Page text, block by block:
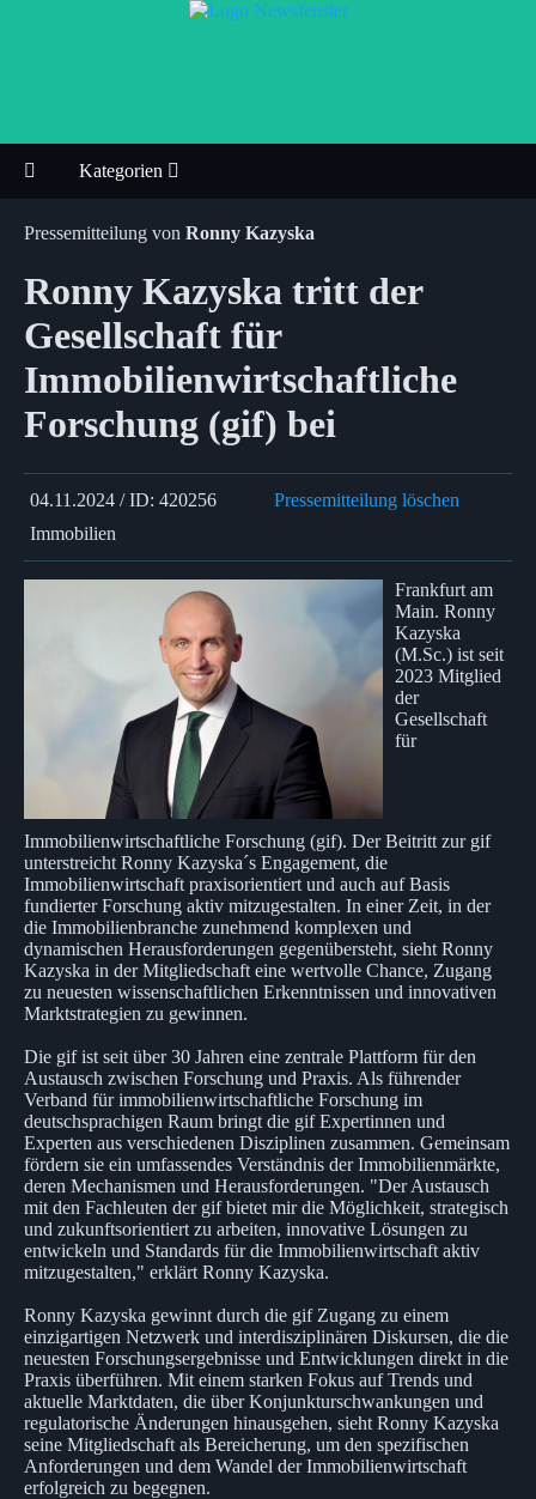
Kategorien
Pressemitteilung von Ronny Kazyska
Ronny Kazyska tritt der
Gesellschaft für
Immobilienwirtschaftliche
Forschung (gif) bei
04.11.2024 / ID: 420256
Pressemitteilung löschen
Immobilien
Frankfurt am
Main. Ronny
Kazyska
(M.Sc.) ist seit
2023 Mitglied
der
Gesellschaft
für
Immobilienwirtschaftliche Forschung (gif). Der Beitritt zur gif
unterstreicht Ronny Kazyska´s Engagement, die
Immobilienwirtschaft praxisorientiert und auch auf Basis
fundierter Forschung aktiv mitzugestalten. In einer Zeit, in der
die Immobilienbranche zunehmend komplexen und
dynamischen Herausforderungen gegenübersteht, sieht Ronny
Kazyska in der Mitgliedschaft eine wertvolle Chance, Zugang
zu neuesten wissenschaftlichen Erkenntnissen und innovativen
Marktstrategien zu gewinnen.
Die gif ist seit über 30 Jahren eine zentrale Plattform für den
Austausch zwischen Forschung und Praxis. Als führender
Verband für immobilienwirtschaftliche Forschung im
deutschsprachigen Raum bringt die gif Expertinnen und
Experten aus verschiedenen Disziplinen zusammen. Gemeinsam
fördern sie ein umfassendes Verständnis der Immobilienmärkte,
deren Mechanismen und Herausforderungen. "Der Austausch
mit den Fachleuten der gif bietet mir die Möglichkeit, strategisch
und zukunftsorientiert zu arbeiten, innovative Lösungen zu
entwickeln und Standards für die Immobilienwirtschaft aktiv
mitzugestalten," erklärt Ronny Kazyska.
Ronny Kazyska gewinnt durch die gif Zugang zu einem
einzigartigen Netzwerk und interdisziplinären Diskursen, die die
neuesten Forschungsergebnisse und Entwicklungen direkt in die
Praxis überführen. Mit einem starken Fokus auf Trends und
aktuelle Marktdaten, die über Konjunkturschwankungen und
regulatorische Änderungen hinausgehen, sieht Ronny Kazyska
seine Mitgliedschaft als Bereicherung, um den spezifischen
Anforderungen und dem Wandel der Immobilienwirtschaft
erfolgreich zu begegnen.